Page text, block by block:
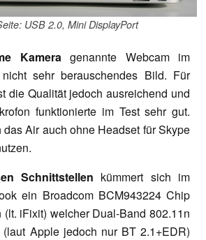
USB 2.0, Mini DisplayPort
Kameragenannte Webcam im
sehr berauschendes Bild. Für
die Qualität jedoch ausreichend und
funktionierte im Test sehr gut.
Air auch ohne Headset für Skype
Schnittstellen kümmert sich im
ein Broadcom BCM943224 Chip
(lt. iFixit) welcher Dual-Band 802.11n
Apple jedoch nur BT 2.1+EDR)